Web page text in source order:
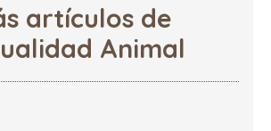
artículos de
Animal